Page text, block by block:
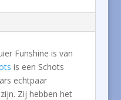
Funshine is van
is een Schots
echtpaar
Zij hebben het